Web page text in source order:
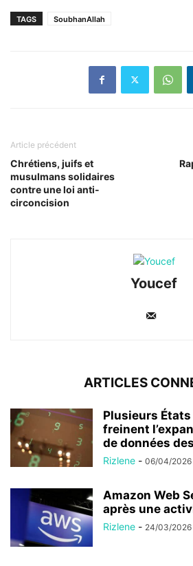
TAGS SoubhanAllah
Article précédent
Chrétiens, juifs et
musulmans solidaires
contre une loi anti-
circoncision
Youcef
ARTICLES
Plusieurs
freinent
de données
Rizlene - 06/04/2026
Amazon Web
après une
Rizlene - 24/03/2026